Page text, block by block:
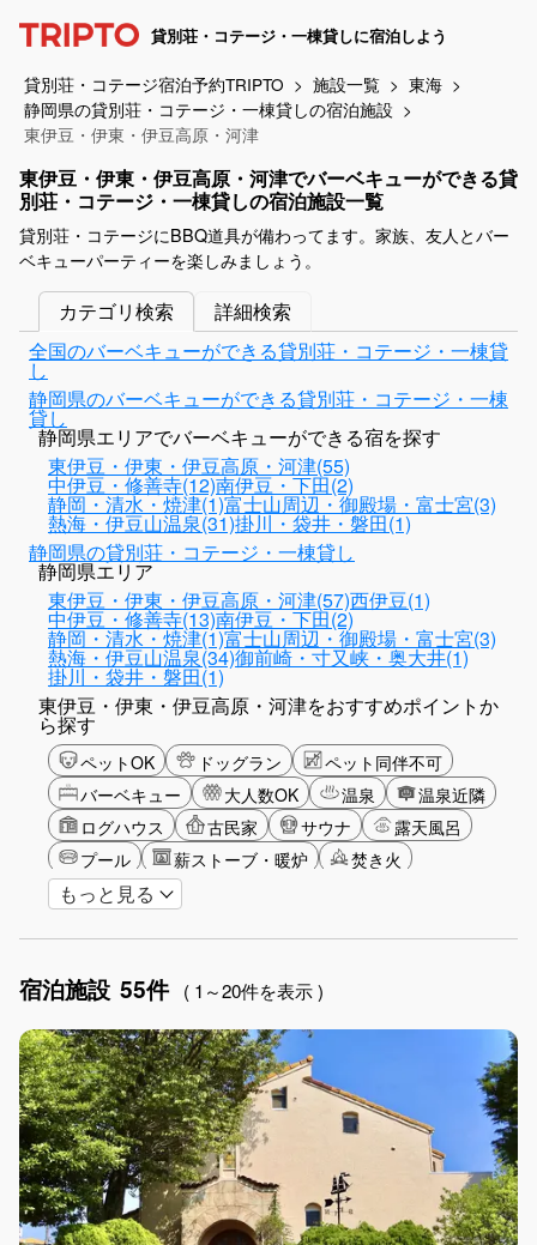
貸別荘・コテージ・一棟貸しに宿泊しよう
貸別荘・コテージ宿泊予約TRIPTO 施設一覧
東海
静岡県の貸別荘・コテージ・一棟貸しの宿泊施設
東伊豆・伊東・伊豆高原・河津
東伊豆・伊東・伊豆高原・河津でバーベキューができる貸
別荘・コテージ・一棟貸しの宿泊施設一覧
貸別荘・コテージにBBQ道具が備わってます。家族、友人とバー
ベキューパーティーを楽しみましょう。
カテゴリ検索
詳細検索
全国のバーベキューができる貸別荘・コテージ・一棟貸
し
静岡県のバーベキューができる貸別荘・コテージ・一棟
貸し
静岡県エリアでバーベキューができる宿を探す
東伊豆・伊東・伊豆高原・河津(55)
中伊豆・修善寺(12)南伊豆・下田(2)
静岡・清水・焼津(1)富士山周辺・御殿場・富士宮(3)
熱海・伊豆山温泉(31)掛川・袋井・磐田(1)
静岡県の貸別荘・コテージ・一棟貸し
静岡県エリア
東伊豆・伊東・伊豆高原・河津(57)西伊豆(1)
中伊豆・修善寺(13)南伊豆・下田(2)
静岡・清水・焼津(1)富士山周辺・御殿場・富士宮(3)
熱海・伊豆山温泉(34)御前崎・寸又峡・奥大井(1)
掛川・袋井・磐田(1)
東伊豆・伊東・伊豆高原・河津をおすすめポイントか
ら探す
ペットOK ドッグラン
ペット同伴不可
バーベキュー
大人数OK 温泉
温泉近隣
ログハウス
古民家 サウナ
露天風呂
プール
薪ストーブ・暖炉
焚き火
バリアフリー
アクティビティ
ショッピング
女子旅
駅から徒歩圏内
お子さま歓迎
アメニティ
もっと見る
宿泊施設 55件 ( 1～20件を表示 )